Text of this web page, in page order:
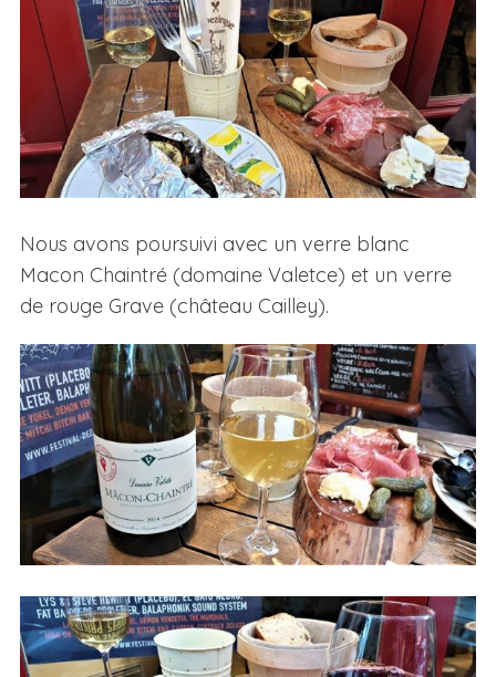
Nous avons poursuivi avec un verre blanc
Macon Chaintré (domaine Valetce) et un verre
de rouge Grave (château Cailley).